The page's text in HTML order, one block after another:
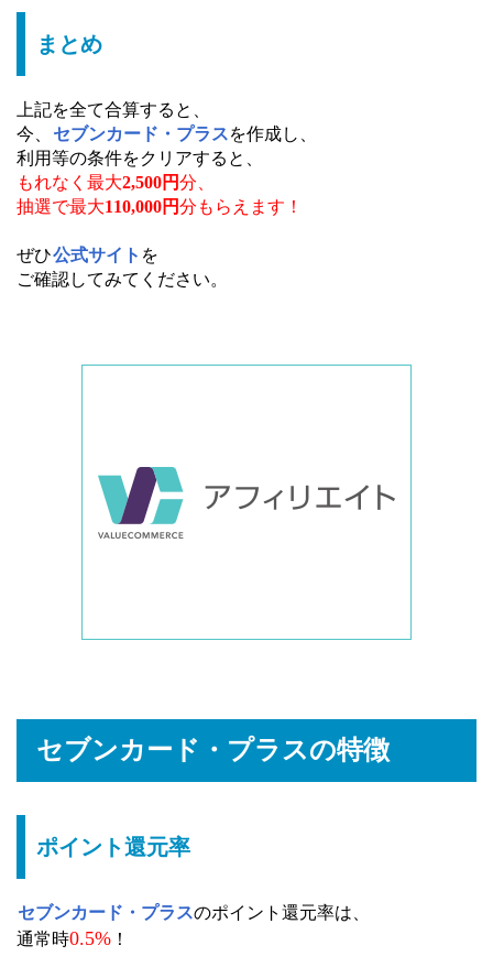
まとめ
上記を全て合算すると、
今、
セブンカード・プラスを作成し、
利用等の条件をクリアすると、
もれなく最大2,500円分、
抽選で最大110,000円分もらえます ！
ぜひ公式サイト を
ご確認してみてください。
セブンカード・プラスの特徴
ポイント還元率
セブンカード・プラスのポイント還元率は、
通常時0.5% ！